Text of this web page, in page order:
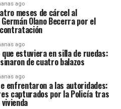
ago
meses de cárcel al
Olano Becerra por el
ago
estuviera en silla de ruedas:
de cuatro balazos
ago
enfrentaron a las autoridades:
capturados por la Policía tras